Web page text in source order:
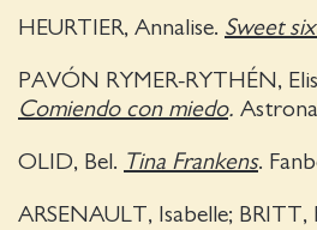
HEURTIER, Annalise. Sweet
PAVÓN RYMER-RYTHÉN,
Comiendo con miedo.
OLID, Bel. Tina Frankens.
ARSENAULT, Isabelle; BRITT,